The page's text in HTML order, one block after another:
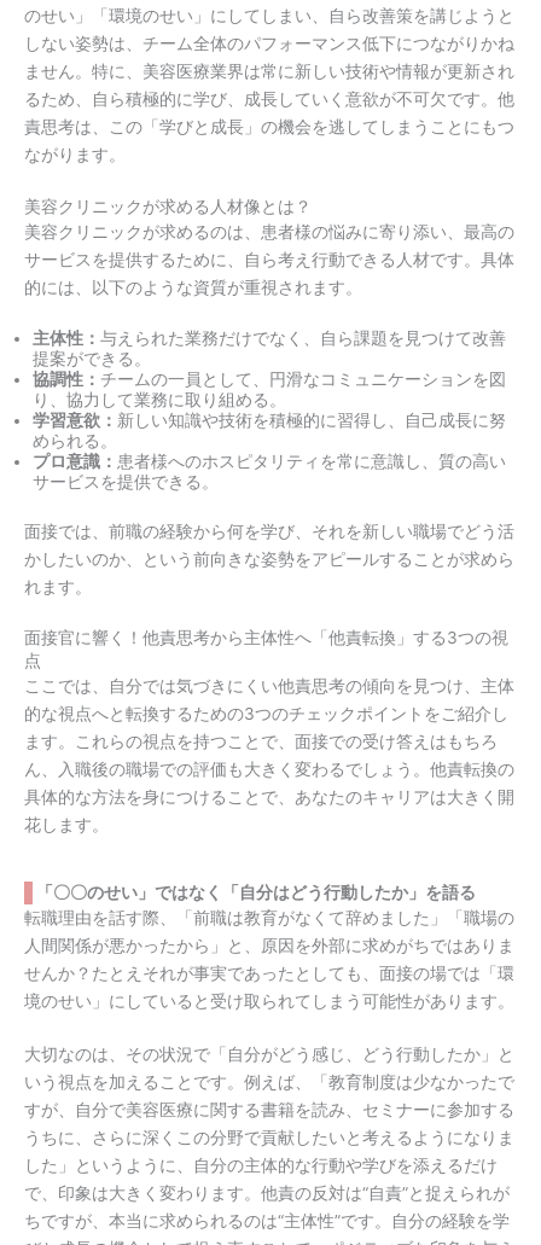
のせい」「環境のせい」にしてしまい、自ら改善策を講じようと
しない姿勢は、チーム全体のパフォーマンス低下につながりかね
ません。特に、美容医療業界は常に新しい技術や情報が更新され
るため、自ら積極的に学び、成長していく意欲が不可欠です。他
責思考は、この「学びと成長」の機会を逃してしまうことにもつ
ながります。
美容クリニックが求める人材像とは？
美容クリニックが求めるのは、患者様の悩みに寄り添い、最高の
サービスを提供するために、自ら考え行動できる人材です。具体
的には、以下のような資質が重視されます。
主体性： 与えられた業務だけでなく、自ら課題を見つけて改善
提案ができる。
協調性： チームの一員として、円滑なコミュニケーションを図
り、協力して業務に取り組める。
学習意欲： 新しい知識や技術を積極的に習得し、自己成長に努
められる。
プロ意識： 患者様へのホスピタリティを常に意識し、質の高い
サービスを提供できる。
面接では、前職の経験から何を学び、それを新しい職場でどう活
かしたいのか、という前向きな姿勢をアピールすることが求めら
れます。
面接官に響く！他責思考から主体性へ「他責転換」する3つの視
点
ここでは、自分では気づきにくい他責思考の傾向を見つけ、主体
的な視点へと転換するための3つのチェックポイントをご紹介し
ます。これらの視点を持つことで、面接での受け答えはもちろ
ん、入職後の職場での評価も大きく変わるでしょう。他責転換の
具体的な方法を身につけることで、あなたのキャリアは大きく開
花します。
「〇〇のせい」ではなく「自分はどう行動したか」を語る
転職理由を話す際、「前職は教育がなくて辞めました」「職場の
人間関係が悪かったから」と、原因を外部に求めがちではありま
せんか？たとえそれが事実であったとしても、面接の場では「環
境のせい」にしていると受け取られてしまう可能性があります。
大切なのは、その状況で「自分がどう感じ、どう行動したか」と
いう視点を加えることです。例えば、「教育制度は少なかったで
すが、自分で美容医療に関する書籍を読み、セミナーに参加する
うちに、さらに深くこの分野で貢献したいと考えるようになりま
した」というように、自分の主体的な行動や学びを添えるだけ
で、印象は大きく変わります。他責の反対は“自責”と捉えられが
ちですが、本当に求められるのは“主体性”です。自分の経験を学